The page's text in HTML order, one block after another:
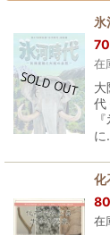
氷
在
代
化
在